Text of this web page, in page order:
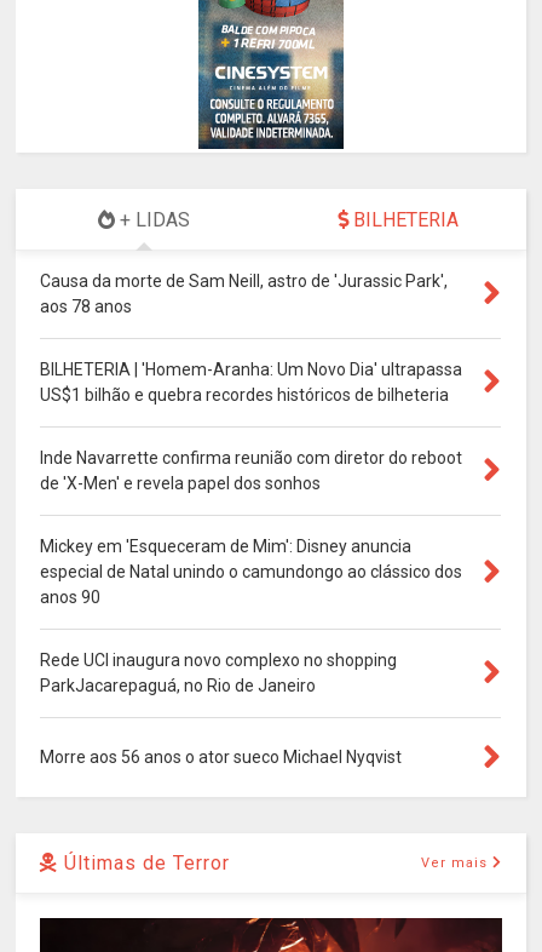
+ LIDAS BILHETERIA
Causa da morte de Sam Neill, astro de 'Jurassic Park',
aos 78 anos
BILHETERIA | 'Homem-Aranha: Um Novo Dia' ultrapassa
US$1 bilhão e quebra recordes históricos de bilheteria
Inde Navarrette confirma reunião com diretor do reboot
de 'X-Men' e revela papel dos sonhos
Mickey em 'Esqueceram de Mim': Disney anuncia
especial de Natal unindo o camundongo ao clássico dos
anos 90
Rede UCI inaugura novo complexo no shopping
ParkJacarepaguá, no Rio de Janeiro
Morre aos 56 anos o ator sueco Michael Nyqvist
Últimas de Terror Ver mais